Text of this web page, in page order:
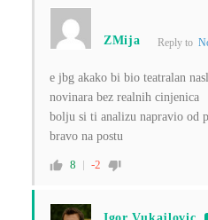
ZMija Reply to
e jbg akako bi bio teatralan
novinara bez realnih cinjenica
bolju si ti analizu napravio od
bravo na postu
8 -2